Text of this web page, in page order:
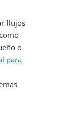
flujos
o
para